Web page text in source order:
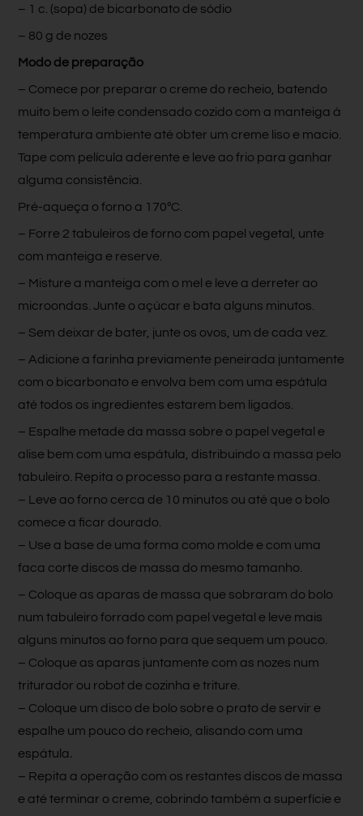
– 1 c. (sopa) de bicarbonato de sódio
– 80 g de nozes
Modo de preparação
– Comece por preparar o creme do recheio, batendo
muito bem o leite condensado cozido com a manteiga à
temperatura ambiente até obter um creme liso e macio.
Tape com película aderente e leve ao frio para ganhar
alguma consistência.
Pré-aqueça o forno a 170ºC.
– Forre 2 tabuleiros de forno com papel vegetal, unte
com manteiga e reserve.
– Misture a manteiga com o mel e leve a derreter ao
microondas. Junte o açúcar e bata alguns minutos.
– Sem deixar de bater, junte os ovos, um de cada vez.
– Adicione a farinha previamente peneirada juntamente
com o bicarbonato e envolva bem com uma espátula
até todos os ingredientes estarem bem ligados.
– Espalhe metade da massa sobre o papel vegetal e
alise bem com uma espátula, distribuindo a massa pelo
tabuleiro. Repita o processo para a restante massa.
– Leve ao forno cerca de 10 minutos ou até que o bolo
comece a ficar dourado.
– Use a base de uma forma como molde e com uma
faca corte discos de massa do mesmo tamanho.
– Coloque as aparas de massa que sobraram do bolo
num tabuleiro forrado com papel vegetal e leve mais
alguns minutos ao forno para que sequem um pouco.
– Coloque as aparas juntamente com as nozes num
triturador ou robot de cozinha e triture.
– Coloque um disco de bolo sobre o prato de servir e
espalhe um pouco do recheio, alisando com uma
espátula.
– Repita a operação com os restantes discos de massa
e até terminar o creme, cobrindo também a superfície e